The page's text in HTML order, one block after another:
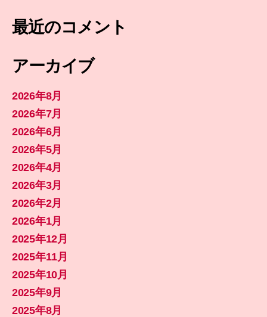
最近のコメント
アーカイブ
2026年8月
2026年7月
2026年6月
2026年5月
2026年4月
2026年3月
2026年2月
2026年1月
2025年12月
2025年11月
2025年10月
2025年9月
2025年8月